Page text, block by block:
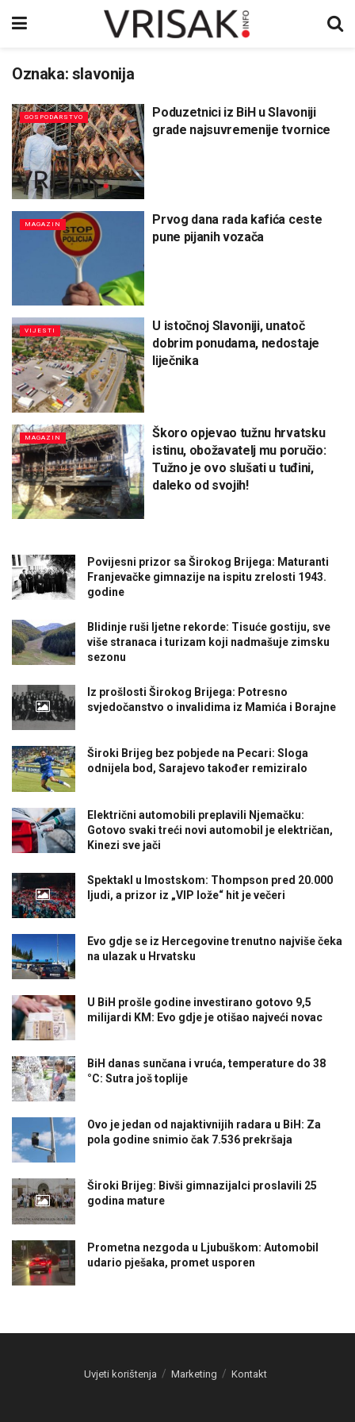
Oznaka: slavonija
GOSPODARSTVO
Poduzetnici iz BiH u Slavoniji
grade najsuvremenije tvornice
MAGAZIN
Prvog dana rada kafića ceste
pune pijanih vozača
VIJESTI
U istočnoj Slavoniji, unatoč
dobrim ponudama, nedostaje
liječnika
MAGAZIN
Škoro opjevao tužnu hrvatsku
istinu, obožavatelj mu poručio:
Tužno je ovo slušati u tuđini,
daleko od svojih!
Povijesni prizor sa Širokog Brijega: Maturanti
Franjevačke gimnazije na ispitu zrelosti 1943.
godine
Blidinje ruši ljetne rekorde: Tisuće gostiju, sve
više stranaca i turizam koji nadmašuje zimsku
sezonu
Iz prošlosti Širokog Brijega: Potresno
svjedočanstvo o invalidima iz Mamića i Borajne
Široki Brijeg bez pobjede na Pecari: Sloga
odnijela bod, Sarajevo također remiziralo
Električni automobili preplavili Njemačku:
Gotovo svaki treći novi automobil je električan,
Kinezi sve jači
Spektakl u Imostskom: Thompson pred 20.000
ljudi, a prizor iz „VIP lože“ hit je večeri
Evo gdje se iz Hercegovine trenutno najviše čeka
na ulazak u Hrvatsku
U BiH prošle godine investirano gotovo 9,5
milijardi KM: Evo gdje je otišao najveći novac
BiH danas sunčana i vruća, temperature do 38
°C: Sutra još toplije
Ovo je jedan od najaktivnijih radara u BiH: Za
pola godine snimio čak 7.536 prekršaja
Široki Brijeg: Bivši gimnazijalci proslavili 25
godina mature
Prometna nezgoda u Ljubuškom: Automobil
udario pješaka, promet usporen
Uvjeti korištenja Marketing Kontakt